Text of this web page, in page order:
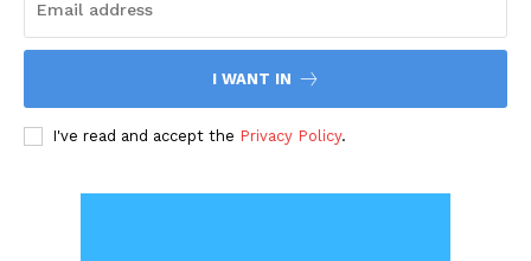
I WANT IN
I've read and accept the Privacy Policy.